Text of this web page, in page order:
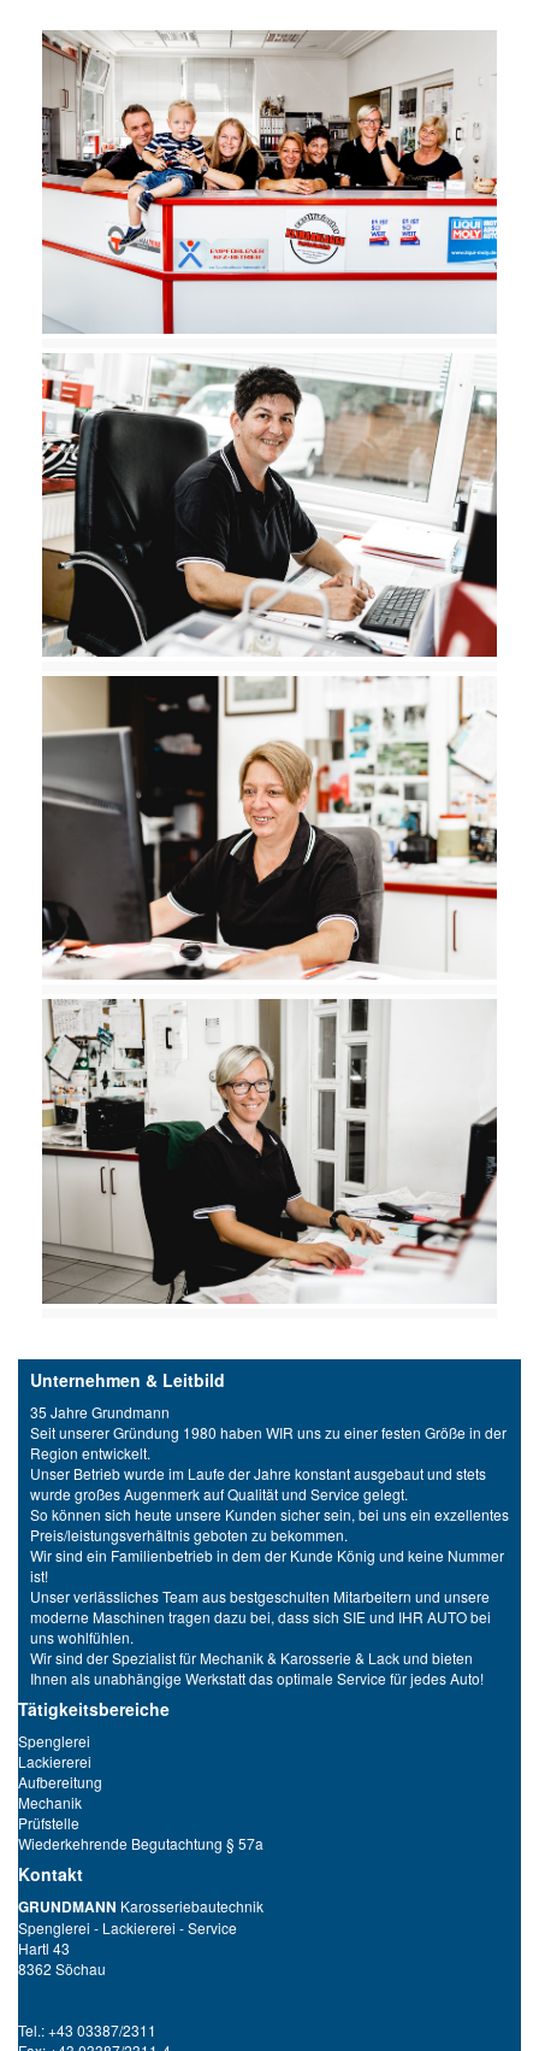
Unternehmen & Leitbild
35 Jahre Grundmann
Seit unserer Gründung 1980 haben WIR uns zu einer festen Größe in der
Region entwickelt.
Unser Betrieb wurde im Laufe der Jahre konstant ausgebaut und stets
wurde großes Augenmerk auf Qualität und Service gelegt.
So können sich heute unsere Kunden sicher sein, bei uns ein exzellentes
Preis/leistungsverhältnis geboten zu bekommen.
Wir sind ein Familienbetrieb in dem der Kunde König und keine Nummer
ist!
Unser verlässliches Team aus bestgeschulten Mitarbeitern und unsere
moderne Maschinen tragen dazu bei, dass sich SIE und IHR AUTO bei
uns wohlfühlen.
Wir sind der Spezialist für Mechanik & Karosserie & Lack und bieten
Ihnen als unabhängige Werkstatt das optimale Service für jedes Auto!
Tätigkeitsbereiche
Spenglerei
Lackiererei
Aufbereitung
Mechanik
Prüfstelle
Wiederkehrende Begutachtung § 57a
Kontakt
GRUNDMANN Karosseriebautechnik
Spenglerei - Lackiererei - Service
Hartl 43
8362 Söchau
Tel.: +43 03387/2311